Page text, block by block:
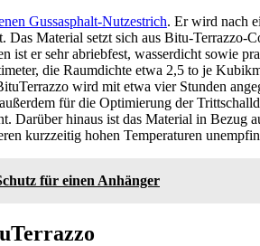
Gussasphalt-Nutzestrich. Er wird nach
Material setzt sich aus Bitu-Terrazzo-
ist er sehr abriebfest, wasserdicht sowie
die Raumdichte etwa 2,5 to je
wird mit etwa vier Stunden
für die Optimierung der
Darüber hinaus ist das Material in Bezug
kurzzeitig hohen Temperaturen
für einen Anhänger